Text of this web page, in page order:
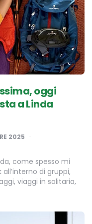
oggi
a Linda
2025
come spesso mi
di gruppi,
viaggi in solitaria,